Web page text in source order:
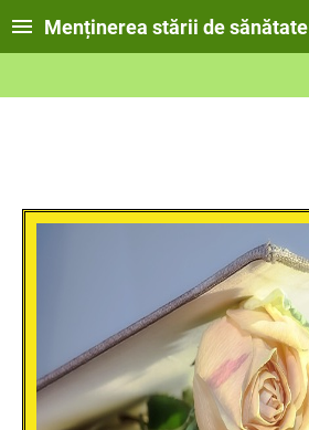
Menținerea stării de sănătate